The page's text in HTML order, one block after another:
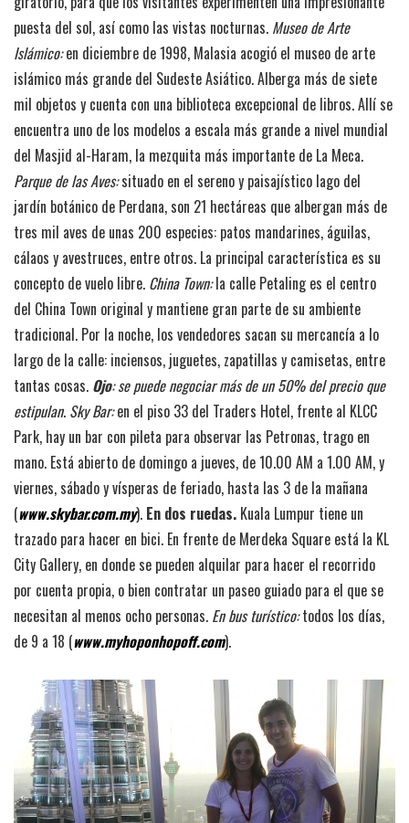
puesta del sol, así como las vistas nocturnas. Museo de Arte
Islámico:en diciembre de 1998, Malasia acogió el museo de arte
islámico más grande del Sudeste Asiático. Alberga más de siete
mil objetos y cuenta con una biblioteca excepcional de libros. Allí se
encuentra uno de los modelos a escala más grande a nivel mundial
del Masjid al-Haram, la mezquita más importante de La Meca.
Parque de las Aves:situado en el sereno y paisajístico lago del
jardín botánico de Perdana, son 21 hectáreas que albergan más de
tres mil aves de unas 200 especies: patos mandarines, águilas,
cálaos y avestruces, entre otros. La principal característica es su
concepto de vuelo libre. China Town:la calle Petaling es el centro
del China Town original y mantiene gran parte de su ambiente
tradicional. Por la noche, los vendedores sacan su mercancía a lo
largo de la calle: inciensos, juguetes, zapatillas y camisetas, entre
tantas cosas. Ojo: se puede negociar más de un 50% del precio que
estipulan. Sky Bar:en el piso 33 del Traders Hotel, frente al KLCC
Park, hay un bar con pileta para observar las Petronas, trago en
mano. Está abierto de domingo a jueves, de 10.00 AM a 1.00 AM, y
viernes, sábado y vísperas de feriado, hasta las 3 de la mañana
(www.skybar.com.my). En dos ruedas. Kuala Lumpur tiene un
trazado para hacer en bici. En frente de Merdeka Square está la KL
City Gallery, en donde se pueden alquilar para hacer el recorrido
por cuenta propia, o bien contratar un paseo guiado para el que se
necesitan al menos ocho personas. En bus turístico:todos los días,
de 9 a 18 (www.myhoponhopoff.com).